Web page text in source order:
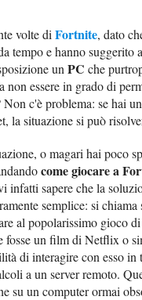
volte diFortnite, dato
tempo e hanno suggerito
unPC che
non essere in grado di
c'è problema: se hai
la situazione si può
o magari hai poco
come giocare a
infatti sapere che la
semplice: si chiama
al popolarissimo gioco
fosse un film di Netflix o
di interagire con esso in
a un server remoto.
su un computer ormai